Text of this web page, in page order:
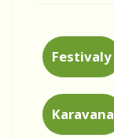
Festivaly
Karavana